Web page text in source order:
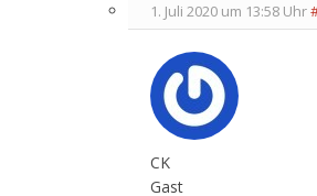
1. Juli 2020 um 13:58 Uhr
CK
Gast